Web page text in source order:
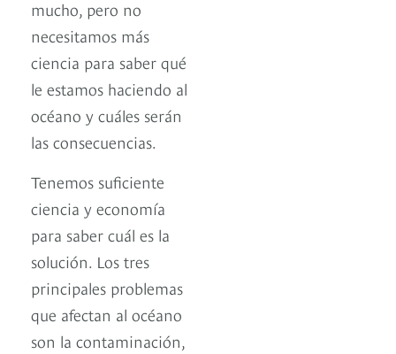
mucho, pero no
necesitamos más
ciencia para saber qué
le estamos haciendo al
océano y cuáles serán
las consecuencias.
Tenemos suficiente
ciencia y economía
para saber cuál es la
solución. Los tres
principales problemas
que afectan al océano
son la contaminación,